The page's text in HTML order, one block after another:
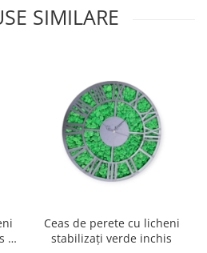
SIMILARE
–
Ceas de perete cu licheni
stabilizați verde inchis